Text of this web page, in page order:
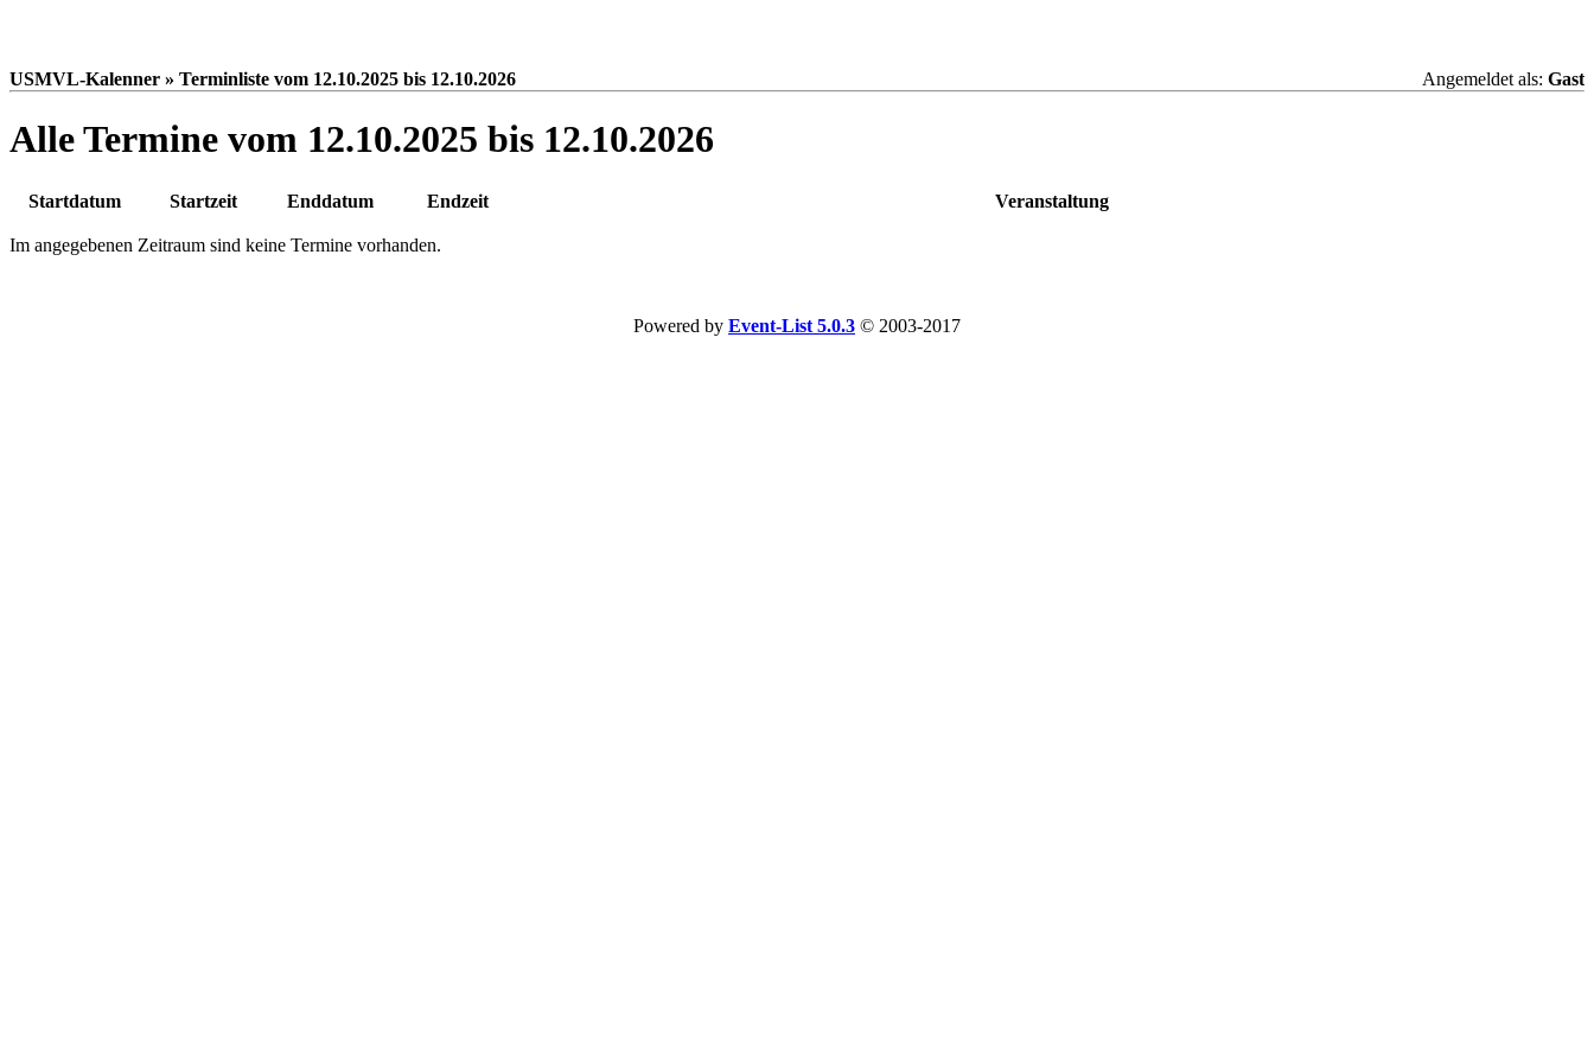
USMVL-Kalenner » Terminliste vom 12.10.2025 bis 12.10.2026 Angemeldet als: Gast
Alle Termine vom 12.10.2025 bis 12.10.2026
Startdatum Startzeit Enddatum Endzeit Veranstaltung
Im angegebenen Zeitraum sind keine Termine vorhanden.
Powered by Event-List 5.0.3 © 2003-2017